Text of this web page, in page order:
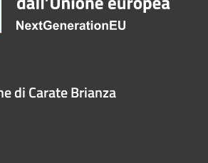
di Carate Brianza